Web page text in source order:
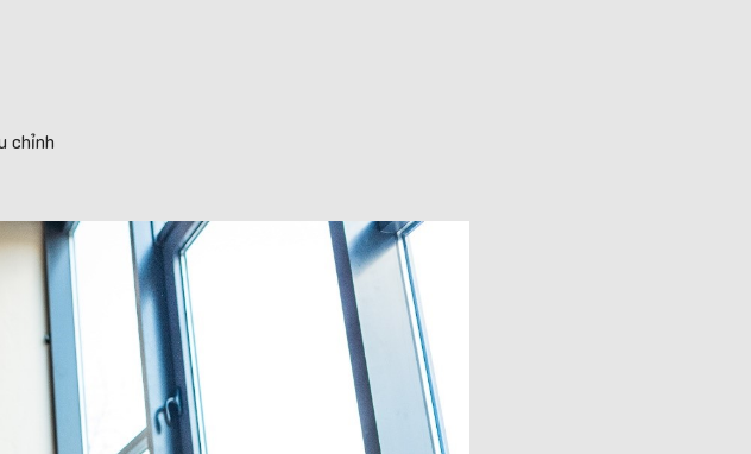
chỉnh